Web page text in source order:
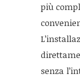
più
senza